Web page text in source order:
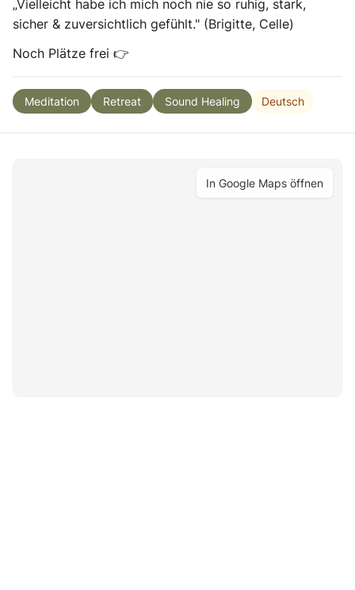
„Vielleicht habe ich mich noch nie so ruhig, stark,
sicher & zuversichtlich gefühlt." (Brigitte, Celle)
Noch Plätze frei 👉
Meditation Retreat Sound Healing Deutsch
In Google Maps öffnen